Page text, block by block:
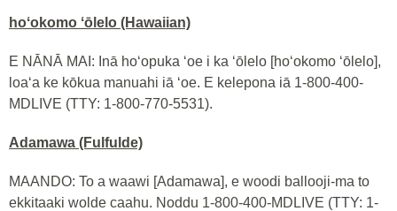
hoʻokomo ʻōlelo (Hawaiian)
E NĀNĀ MAI: Inā hoʻopuka ʻoe i ka ʻōlelo [hoʻokomo ʻōlelo],
loaʻa ke kōkua manuahi iā ʻoe. E kelepona iā 1-800-400-
MDLIVE (TTY: 1-800-770-5531).
Adamawa (Fulfulde)
MAANDO: To a waawi [Adamawa], e woodi ballooji-ma to
ekkitaaki wolde caahu. Noddu 1-800-400-MDLIVE (TTY: 1-